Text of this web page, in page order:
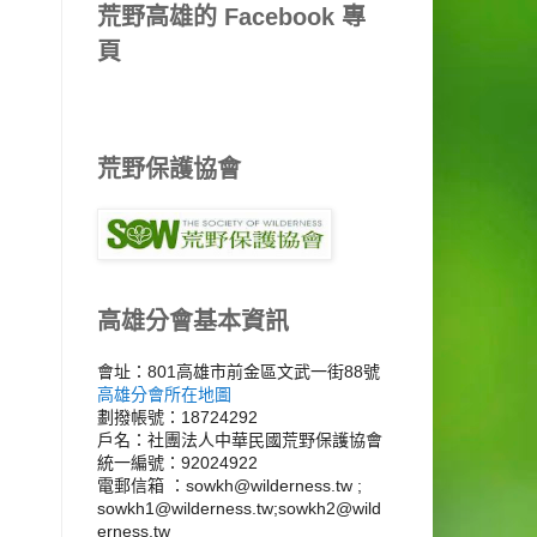
荒野高雄的 Facebook 專
頁
荒野保護協會
高雄分會基本資訊
會址：801高雄市前金區文武一街88號
高雄分會所在地圖
劃撥帳號：18724292
戶名：社團法人中華民國荒野保護協會
統一編號：92024922
電郵信箱 ：sowkh@wilderness.tw ;
sowkh1@wilderness.tw;sowkh2@wild
erness.tw